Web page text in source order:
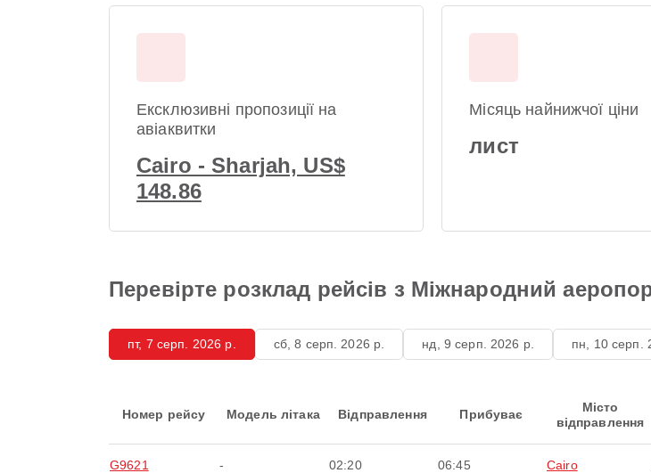
Ексклюзивні пропозиції на
авіаквитки
Cairo - Sharjah, US$
148.86
Місяць найнижчої ціни
лист
Перевірте розклад рейсів з Міжнародний
пт, 7 серп. 2026 р. сб, 8 серп. 2026 р. нд, 9 серп. 2026 р. пн, 10 серп.
Номер рейсу Модель літака Відправлення Прибуває
Місто
відправлення
G9621 - 02:20 06:45 Cairo